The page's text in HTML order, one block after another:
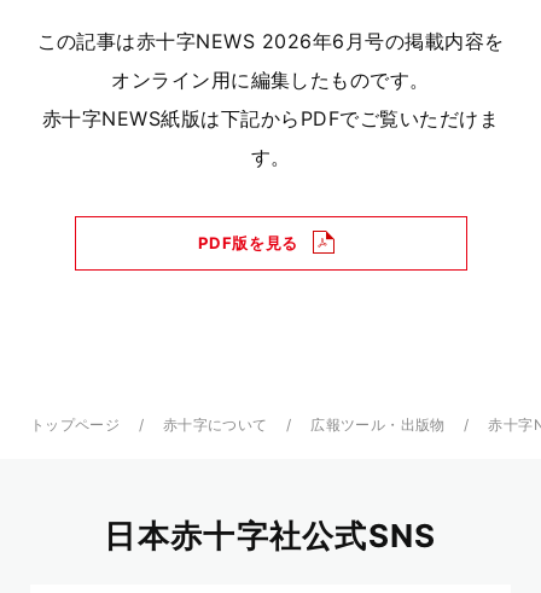
この記事は赤十字NEWS 2026年6月号の掲載内容を
オンライン用に編集したものです。
赤十字NEWS紙版は下記からPDFでご覧いただけま
す。
PDF版を見る
トップページ 赤十字について 広報ツール・出版物 赤十字
日本赤十字社公式SNS